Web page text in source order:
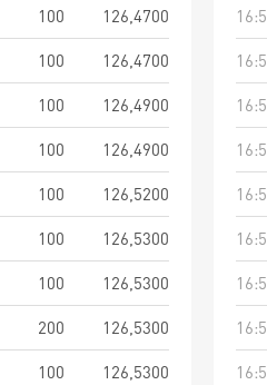
100
126,4700
100
126,4700
100
126,4900
100
126,4900
100
126,5200
100
126,5300
100
126,5300
200
126,5300
100
126,5300